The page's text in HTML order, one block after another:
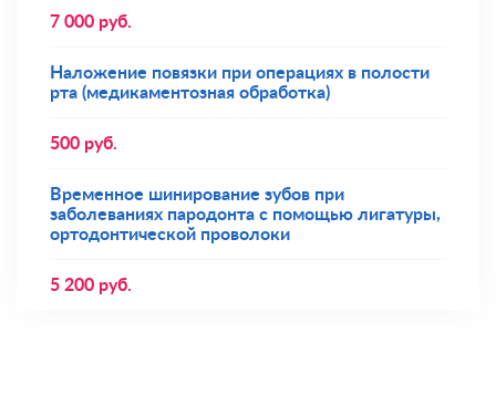
7 000 руб.
Наложение повязки при операциях в полости
рта (медикаментозная обработка)
500 руб.
Временное шинирование зубов при
заболеваниях пародонта с помощью лигатуры,
ортодонтической проволоки
5 200 руб.